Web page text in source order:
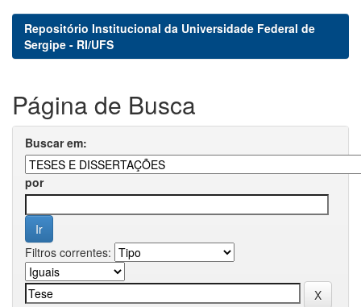
Repositório Institucional da Universidade Federal de
Sergipe - RI/UFS
Página de Busca
Buscar em:
por
Filtros correntes: